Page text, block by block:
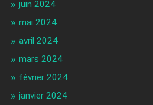
juin 2024
mai 2024
avril 2024
mars 2024
février 2024
janvier 2024